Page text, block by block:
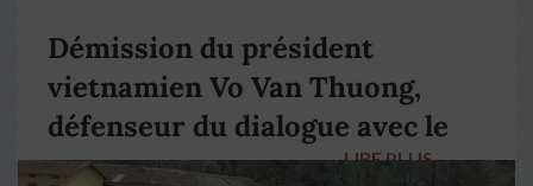
Démission du président
vietnamien Vo Van Thuong,
défenseur du dialogue avec le
pape François
LIRE PLUS →